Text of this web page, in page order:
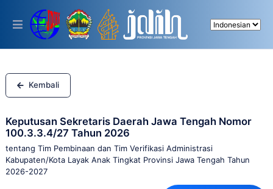
This
includes
accessibility
system.
Kembali
Keputusan Sekretaris Daerah Jawa Tengah Nomor
100.3.3.4/27 Tahun 2026
tentang Tim Pembinaan dan Tim Verifikasi Administrasi
Kabupaten/Kota Layak Anak Tingkat Provinsi Jawa Tengah Tahun
2026-2027